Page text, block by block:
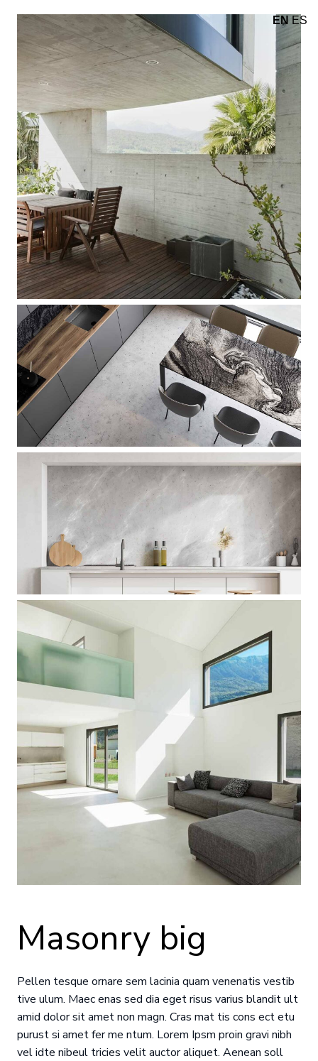
Masonry big
Pellen tesque ornare sem lacinia quam venenatis vestib
tive ulum. Maec enas sed dia eget risus varius blandit ult
amid dolor sit amet non magn. Cras mat tis cons ect etu
purust si amet fer me ntum. Lorem Ipsm proin gravi nibh
vel idte nibeul tricies velit auctor aliquet. Aenean soll
EN ES